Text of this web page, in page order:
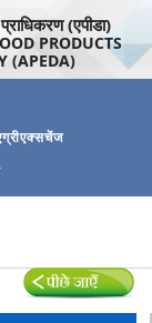
(एपीडा)
PRODUCTS
(APEDA)